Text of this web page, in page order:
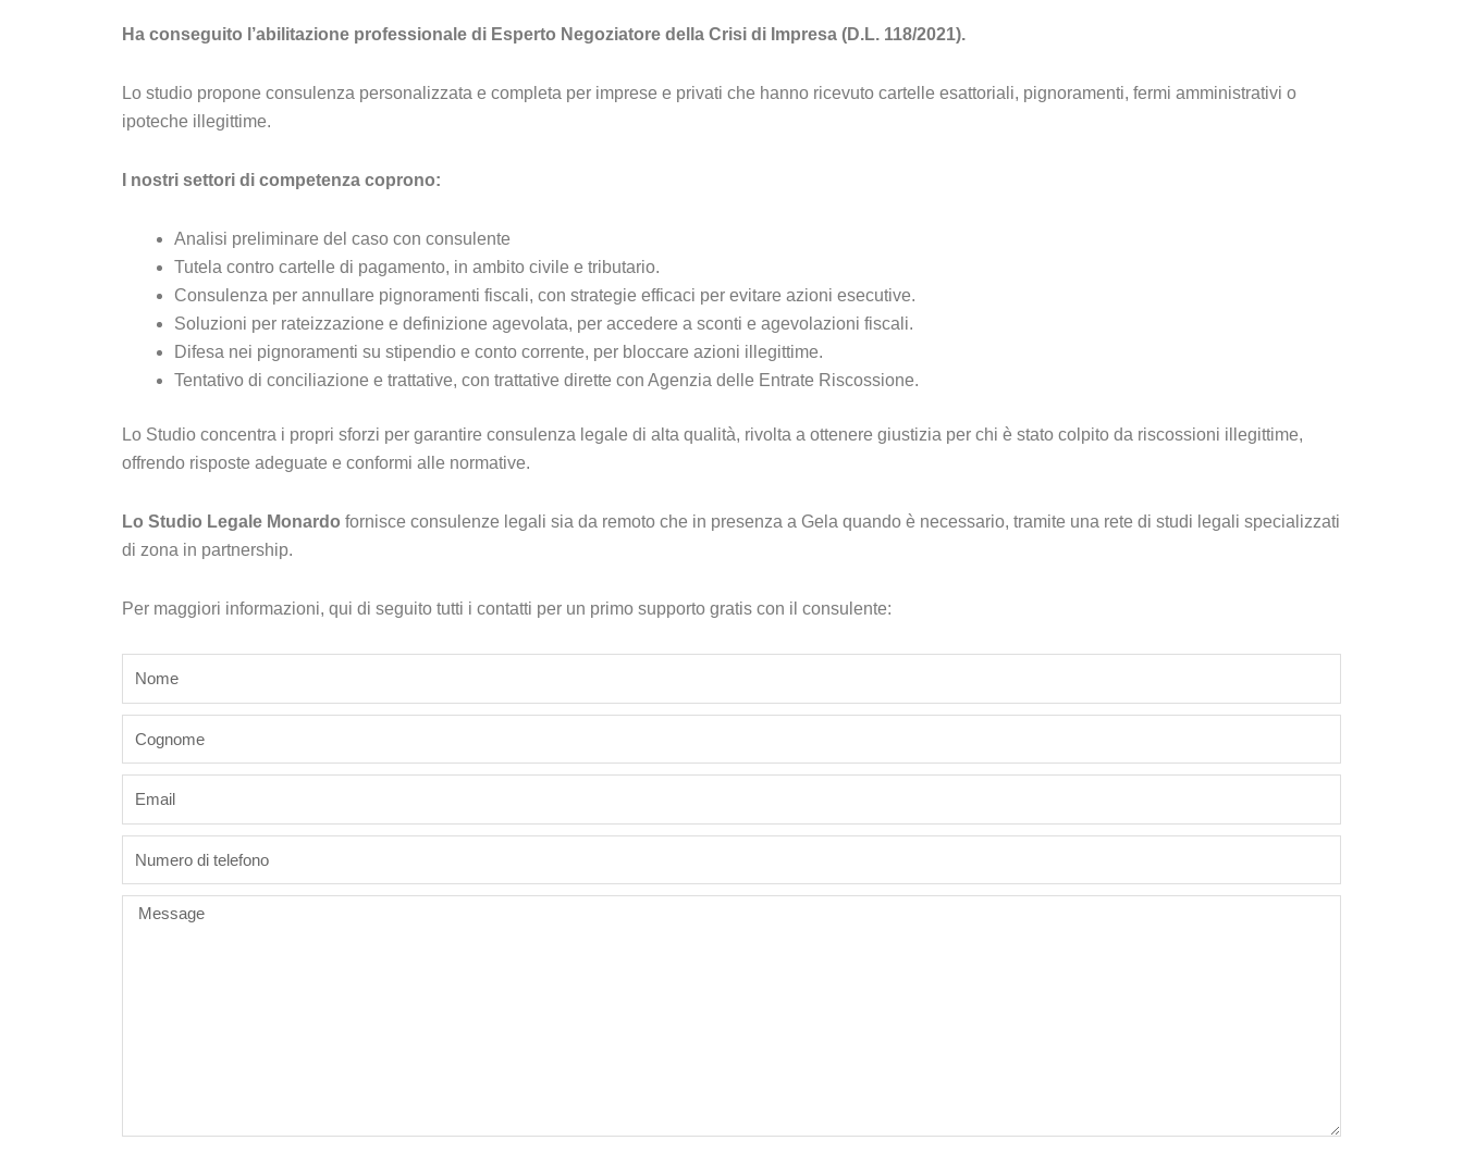
Ha conseguito l’abilitazione professionale di Esperto Negoziatore della Crisi di Impresa (D.L. 118/2021).
Lo studio propone consulenza personalizzata e completa per imprese e privati che hanno ricevuto cartelle esattoriali, pignoramenti, fermi amministrativi o
ipoteche illegittime.
I nostri settori di competenza coprono:
Analisi preliminare del caso con consulente
Tutela contro cartelle di pagamento, in ambito civile e tributario.
Consulenza per annullare pignoramenti fiscali, con strategie efficaci per evitare azioni esecutive.
Soluzioni per rateizzazione e definizione agevolata, per accedere a sconti e agevolazioni fiscali.
Difesa nei pignoramenti su stipendio e conto corrente, per bloccare azioni illegittime.
Tentativo di conciliazione e trattative, con trattative dirette con Agenzia delle Entrate Riscossione.
Lo Studio concentra i propri sforzi per garantire consulenza legale di alta qualità, rivolta a ottenere giustizia per chi è stato colpito da riscossioni illegittime,
offrendo risposte adeguate e conformi alle normative.
Lo Studio Legale Monardo fornisce consulenze legali sia da remoto che in presenza a Gela quando è necessario, tramite una rete di studi legali specializzati
di zona in partnership.
Per maggiori informazioni, qui di seguito tutti i contatti per un primo supporto gratis con il consulente:
Message